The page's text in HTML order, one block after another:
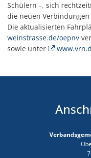
Schülern –, sich
die neuen
Die aktualisierten
weinstrasse.de/oepnv
sowie unter